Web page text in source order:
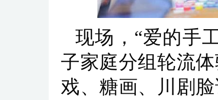
现场，“爱的手
子家庭分组轮流
戏、糖画、川剧